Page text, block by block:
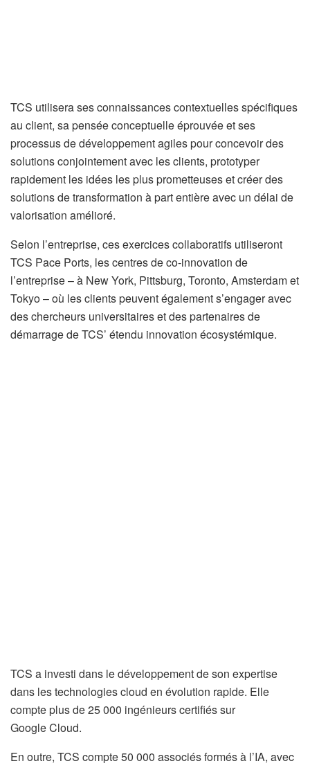
TCS utilisera ses connaissances contextuelles spécifiques
au client, sa pensée conceptuelle éprouvée et ses
processus de développement agiles pour concevoir des
solutions conjointement avec les clients, prototyper
rapidement les idées les plus prometteuses et créer des
solutions de transformation à part entière avec un délai de
valorisation amélioré.
Selon l’entreprise, ces exercices collaboratifs utiliseront
TCS Pace Ports, les centres de co-innovation de
l’entreprise – à New York, Pittsburg, Toronto, Amsterdam et
Tokyo – où les clients peuvent également s’engager avec
des chercheurs universitaires et des partenaires de
démarrage de TCS’ étendu innovation écosystémique.
TCS a investi dans le développement de son expertise
dans les technologies cloud en évolution rapide. Elle
compte plus de 25 000 ingénieurs certifiés sur
Google Cloud.
En outre, TCS compte 50 000 associés formés à l’IA, avec